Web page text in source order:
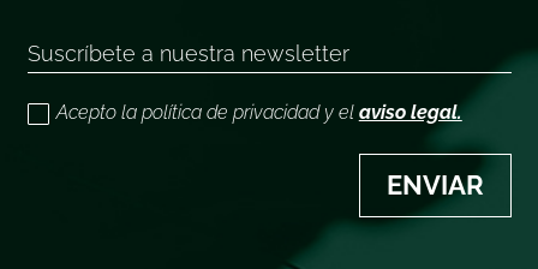
Acepto la política de privacidad y el aviso legal.
ENVIAR